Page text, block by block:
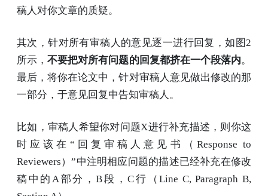
稿人对你文章的质疑。
其次，针对所有审稿人的意见逐一进行回复，如图2
所示，不要把对所有问题的回复都挤在一个段落内。
最后，将你在论文中，针对审稿人意见做出修改的那
一部分，于意见回复中告知审稿人。
比如，审稿人希望你对问题X进行补充描述，则你这
时应该在“回复审稿人意见书（Response to
Reviewers）”中注明相应问题的描述已经补充在修改
稿中的A部分，B段，C行（Line C, Paragraph B,